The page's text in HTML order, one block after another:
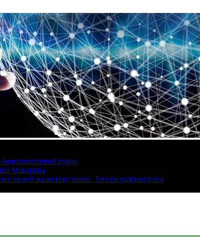
руки»
Макарова
людей на потеху толпе. Теперь разрежут его